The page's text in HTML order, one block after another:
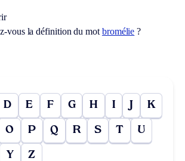
vous la définition du mot bromélie ?
D E F G H I J K
O P Q R S T U
Y Z